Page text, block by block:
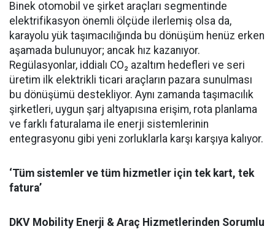
Binek otomobil ve şirket araçları segmentinde
elektrifikasyon önemli ölçüde ilerlemiş olsa da,
karayolu yük taşımacılığında bu dönüşüm henüz erken
aşamada bulunuyor; ancak hız kazanıyor.
Regülasyonlar, iddialı CO₂ azaltım hedefleri ve seri
üretim ilk elektrikli ticari araçların pazara sunulması
bu dönüşümü destekliyor. Aynı zamanda taşımacılık
şirketleri, uygun şarj altyapısına erişim, rota planlama
ve farklı faturalama ile enerji sistemlerinin
entegrasyonu gibi yeni zorluklarla karşı karşıya kalıyor.
‘Tüm sistemler ve tüm hizmetler için tek kart, tek
fatura’
DKV Mobility Enerji & Araç Hizmetlerinden Sorumlu